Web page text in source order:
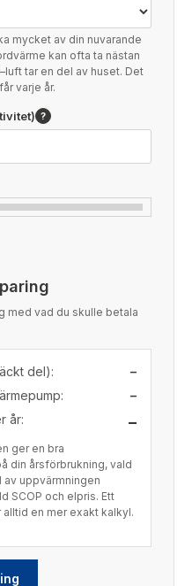
mycket av din nuvarande
kan ofta ta nästan
tar en del av huset. Det
varje år.
?
med vad du skulle betala
del):
–
–
år:
–
ger en bra
din årsförbrukning, vald
uppvärmningen
SCOP och elpris. Ett
en mer exakt kalkyl.